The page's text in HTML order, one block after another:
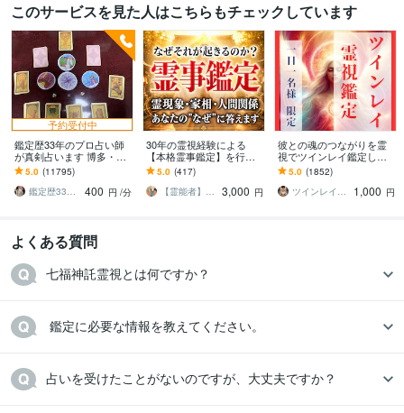
このサービスを見た人はこちらもチェックしています
予約受付中
鑑定歴33年のプロ占い師
が真剣占います 博多・廓
屋の純血統占い祈願師
雷鳥
5.0 (11795)
鑑定歴33年のプロ占い師 雷鳥
400 円 /分
30年の霊視経験による
【本格霊事鑑定】を行い
ます 霊現象・家相・家
系・先祖・土地・人間関
係・悪縁・因縁・厄払い
5.0 (417)
【霊能者】天晴
3,000 円
彼との魂のつながりを霊
視でツインレイ鑑定しま
す 気になる彼とつながる
ことができるのか鑑定し
ます
5.0 (1852)
ツインレイ縁結び専門鑑定士✢神結シオン✢
1,000 円
よくある質問
七福神託霊視とは何ですか？
鑑定に必要な情報を教えてください。
占いを受けたことがないのですが、大丈夫ですか？